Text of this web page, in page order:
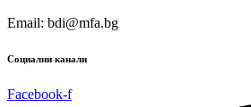
Email: bdi@mfa.bg
Социални канали
Facebook-f